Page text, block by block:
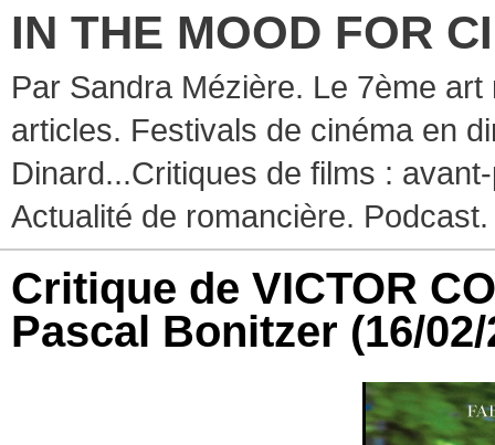
IN THE MOOD FOR
Par Sandra Mézière. Le 7ème
articles. Festivals de cinéma en
Dinard...Critiques de films :
Actualité de romancière. Podcast.
Critique de VICTOR
Pascal Bonitzer (16/